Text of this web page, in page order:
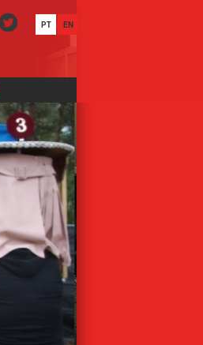
PT EN